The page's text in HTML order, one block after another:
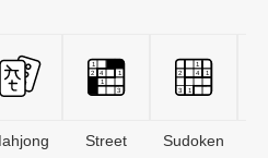
Street Sudoken